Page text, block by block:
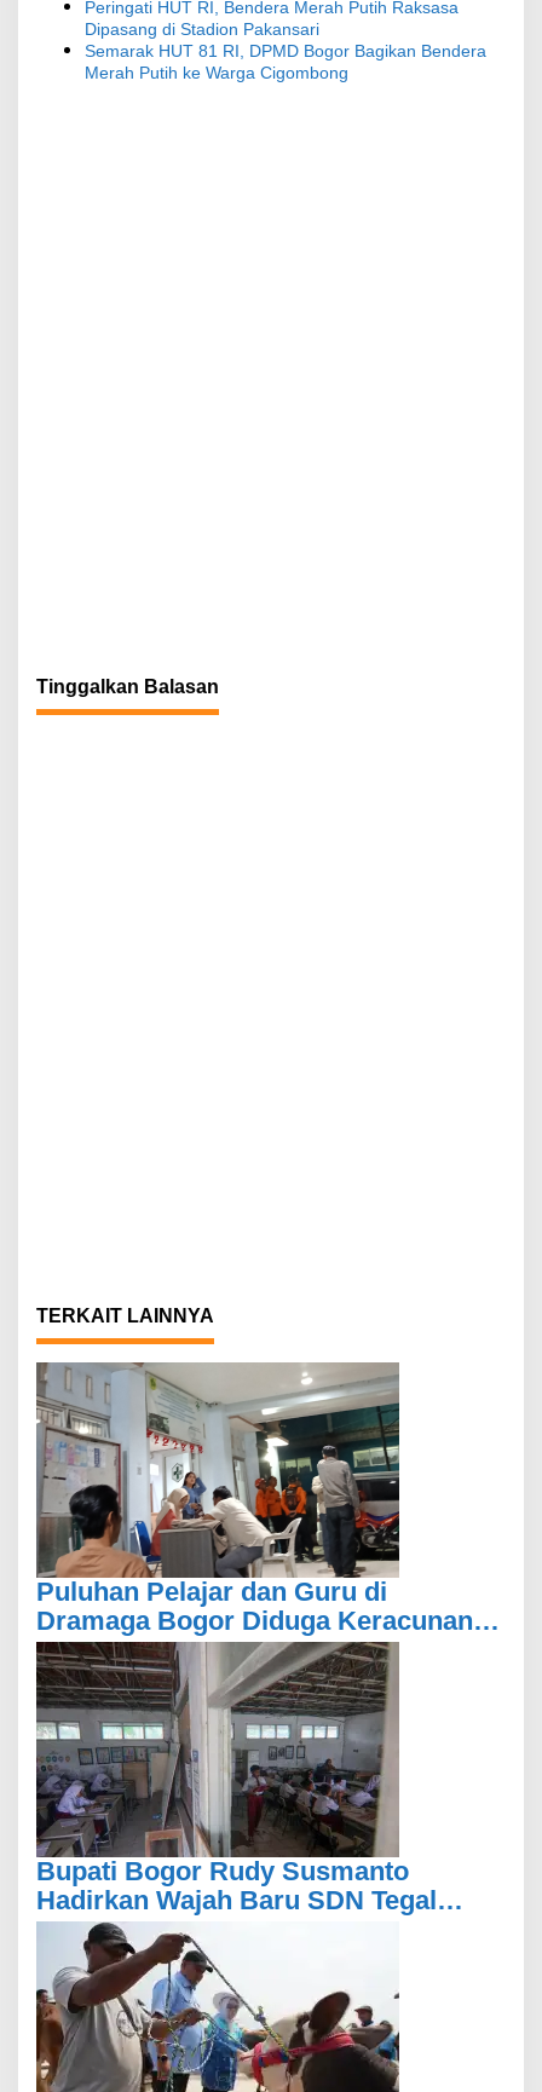
Peringati HUT RI, Bendera Merah Putih Raksasa
Dipasang di Stadion Pakansari
Semarak HUT 81 RI, DPMD Bogor Bagikan Bendera
Merah Putih ke Warga Cigombong
Tinggalkan Balasan
TERKAIT LAINNYA
Puluhan Pelajar dan Guru di
Dramaga Bogor Diduga Keracunan
Usai Santap Menu MBG
Bupati Bogor Rudy Susmanto
Hadirkan Wajah Baru SDN Tegal
Benteng, Setelah 11 Tahun Tak
Tersentuh Pembangunan